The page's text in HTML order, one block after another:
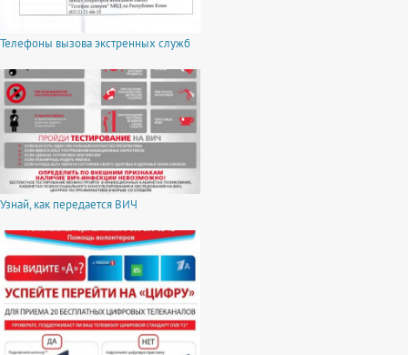
Телефоны вызова экстренных служб
Узнай, как передается ВИЧ